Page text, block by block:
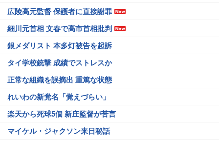
広陵高元監督 保護者に直接謝罪
細川元首相 文春で高市首相批判
銀メダリスト 本多灯被告を起訴
タイ学校銃撃 成績でストレスか
正常な組織を誤摘出 重篤な状態
れいわの新党名「覚えづらい」
楽天から死球5個 新庄監督が苦言
マイケル・ジャクソン来日秘話